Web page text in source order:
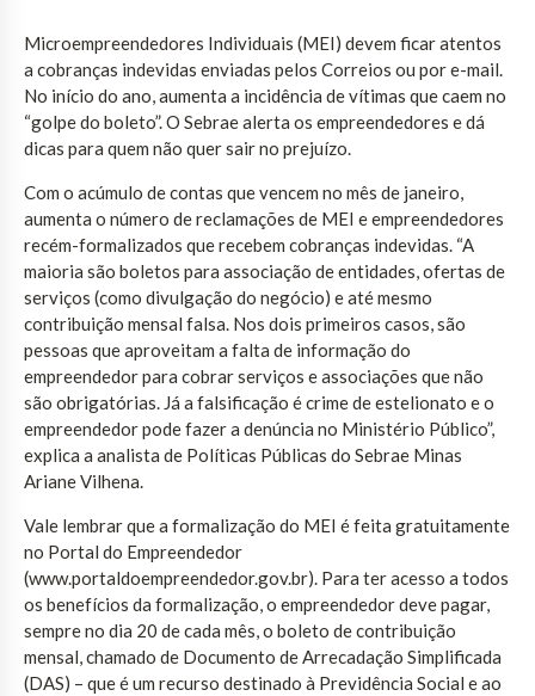
Microempreendedores Individuais (MEI) devem ficar atentos
a cobranças indevidas enviadas pelos Correios ou por e-mail.
No início do ano, aumenta a incidência de vítimas que caem no
“golpe do boleto”. O Sebrae alerta os empreendedores e dá
dicas para quem não quer sair no prejuízo.
Com o acúmulo de contas que vencem no mês de janeiro,
aumenta o número de reclamações de MEI e empreendedores
recém-formalizados que recebem cobranças indevidas. “A
maioria são boletos para associação de entidades, ofertas de
serviços (como divulgação do negócio) e até mesmo
contribuição mensal falsa. Nos dois primeiros casos, são
pessoas que aproveitam a falta de informação do
empreendedor para cobrar serviços e associações que não
são obrigatórias. Já a falsificação é crime de estelionato e o
empreendedor pode fazer a denúncia no Ministério Público”,
explica a analista de Políticas Públicas do Sebrae Minas
Ariane Vilhena.
Vale lembrar que a formalização do MEI é feita gratuitamente
no Portal do Empreendedor
(www.portaldoempreendedor.gov.br). Para ter acesso a todos
os benefícios da formalização, o empreendedor deve pagar,
sempre no dia 20 de cada mês, o boleto de contribuição
mensal, chamado de Documento de Arrecadação Simplificada
(DAS) – que é um recurso destinado à Previdência Social e ao